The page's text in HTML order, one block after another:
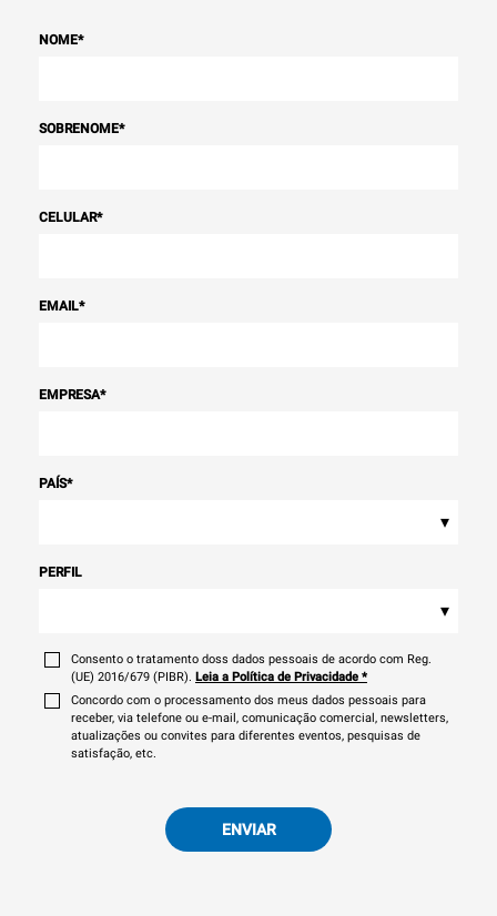
NOME*
SOBRENOME*
CELULAR*
EMAIL*
EMPRESA*
PAÍS*
▾
PERFIL
▾
Consento o tratamento doss dados pessoais de acordo com Reg.
(UE) 2016/679 (PIBR). Leia a Política de Privacidade *
Concordo com o processamento dos meus dados pessoais para
receber, via telefone ou e-mail, comunicação comercial, newsletters,
atualizações ou convites para diferentes eventos, pesquisas de
satisfação, etc.
ENVIAR